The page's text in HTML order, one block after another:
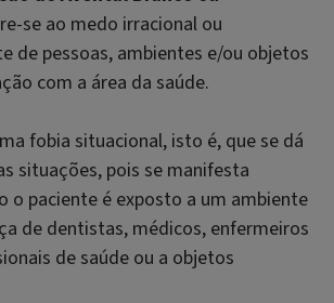
se ao medo irracional ou
de pessoas, ambientes e/ou objetos
com a área da saúde.
fobia situacional, isto é, que se dá
situações, pois se manifesta
o paciente é exposto a um ambiente
de dentistas, médicos, enfermeiros
de saúde ou a objetos